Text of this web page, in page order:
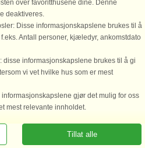
3, 2. - 1114 København K - Danmark
over favoritthusene dine. Denne
deaktiveres.
Disse informasjonskapslene brukes til å
Antall personer, kjæledyr, ankomstdato
disse informasjonskapslene brukes til å gi
vi vet hvilke hus som er mest
gjør det mulig for oss
mest relevante innholdet.
Tillat alle